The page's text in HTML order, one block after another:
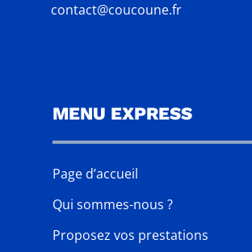
contact@coucoune.fr
MENU EXPRESS
Page d’accueil
Qui sommes-nous ?
Proposez vos prestations